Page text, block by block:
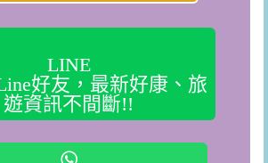
LINE
好友，最新好康、旅
遊資訊不間斷!!